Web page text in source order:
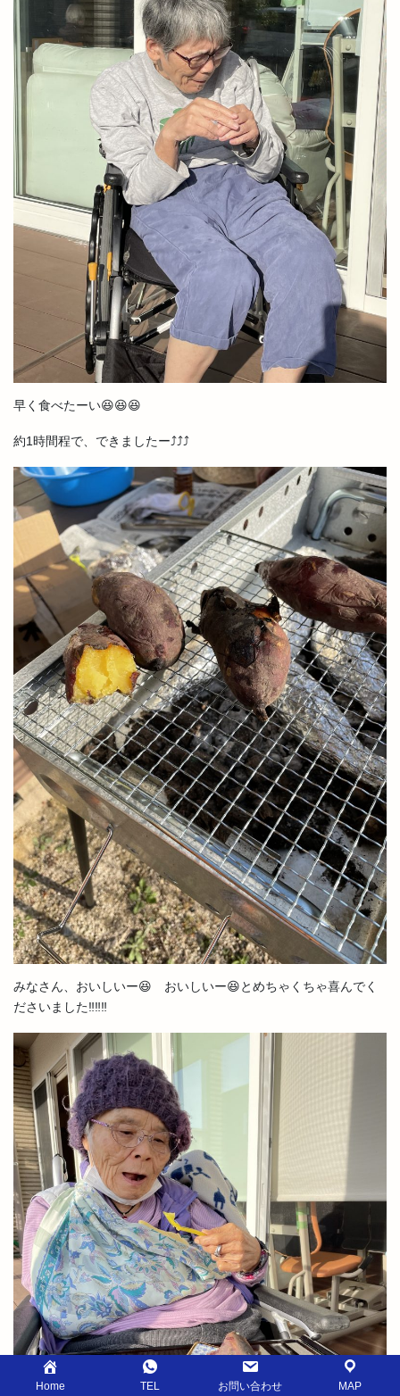
早く食べたーい😆😆😆
約1時間程で、できましたー⤴️⤴️⤴️
みなさん、おいしいー😆 おいしいー😆とめちゃくちゃ喜んでく
ださいました‼️‼️‼️
Home TEL お問い合わせ MAP